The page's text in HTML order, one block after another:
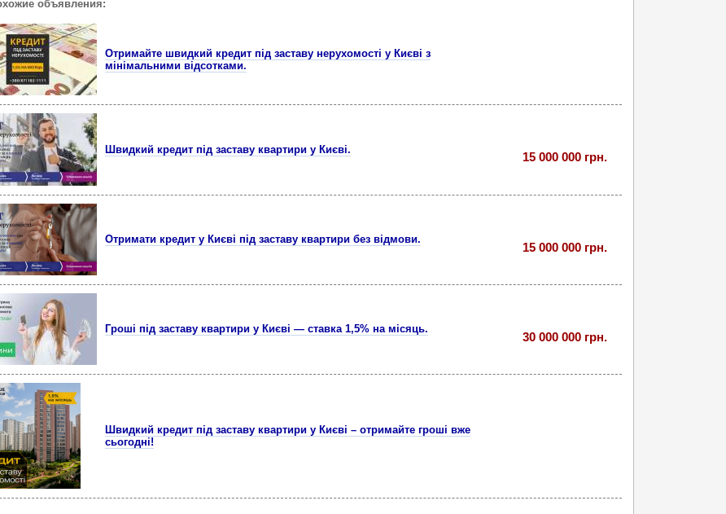
объявления:
Отримайте швидкий кредит під заставу нерухомості у Києві з
мінімальними відсотками.
Швидкий кредит під заставу квартири у Києві.
15 000 000 грн.
Отримати кредит у Києві під заставу квартири без відмови.
15 000 000 грн.
Гроші під заставу квартири у Києві — ставка 1,5% на місяць.
30 000 000 грн.
Швидкий кредит під заставу квартири у Києві – отримайте гроші вже
сьогодні!